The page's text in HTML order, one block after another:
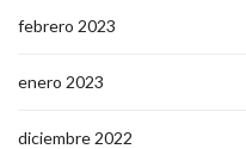
febrero 2023
enero 2023
diciembre 2022